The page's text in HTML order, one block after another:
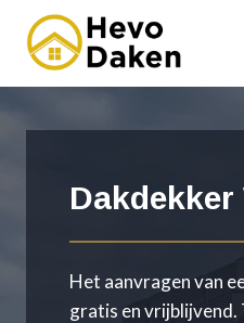
Doorgaan
naar
inhoud
Dakdekker
Het aanvragen van
gratis en vrijblijvend.